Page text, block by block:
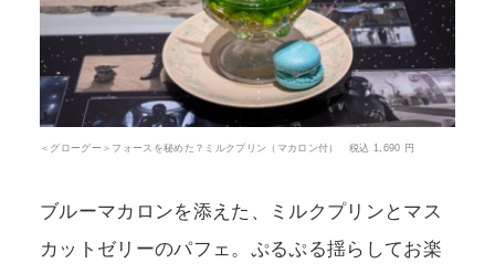
＜グローグー＞フォースを秘めた？ミルクプリン（マカロン付） 税込 1,690 円
ブルーマカロンを添えた、ミルクプリンとマス
カットゼリーのパフェ。ぷるぷる揺らしてお楽